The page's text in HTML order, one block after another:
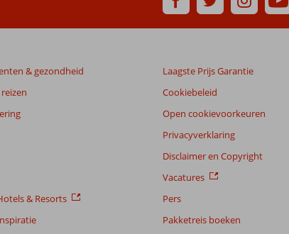
& gezondheid
& Resorts
Laagste Prijs Garantie
Cookiebeleid
Open cookievoorkeuren
Privacyverklaring
Disclaimer en Copyright
Vacatures
Pers
Pakketreis boeken